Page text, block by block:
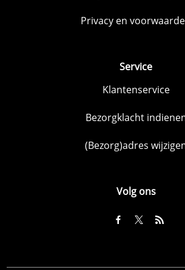
Privacy en
Service
Klantenservice
Bezorgklacht
(Bezorg)adres
Volg ons